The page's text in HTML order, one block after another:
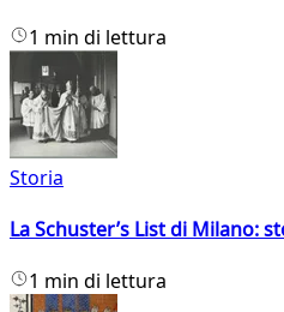
1 min di lettura
Storia
La Schuster’s List di Milano:
1 min di lettura